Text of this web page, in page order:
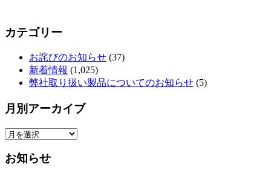
カテゴリー
お詫びのお知らせ (37)
新着情報 (1,025)
弊社取り扱い製品についてのお知らせ (5)
月別アーカイブ
お知らせ